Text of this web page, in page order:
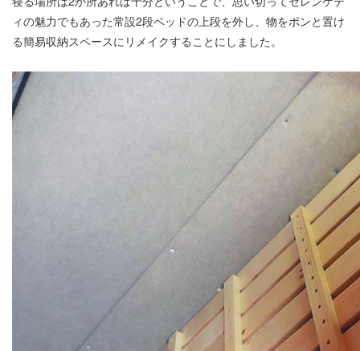
ィの魅力でもあった常設2段ベッドの上段を外し、物をポンと置け
る簡易収納スペースにリメイクすることにしました。